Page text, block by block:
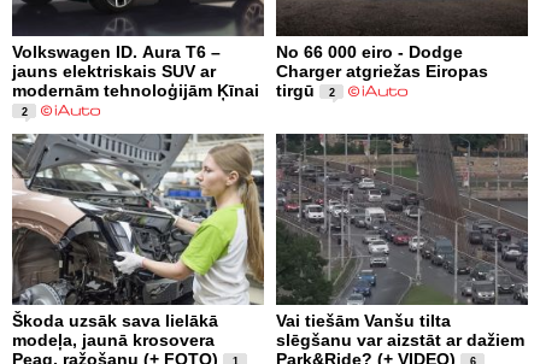
Volkswagen ID. Aura T6 –
jauns elektriskais SUV ar
modernām tehnoloģijām Ķīnai
2
No 66 000 eiro - Dodge
Charger atgriežas Eiropas
tirgū
2
Škoda uzsāk sava lielākā
modeļa, jaunā krosovera
Peaq, ražošanu (+ FOTO)
1
Vai tiešām Vanšu tilta
slēgšanu var aizstāt ar dažiem
Park&Ride? (+ VIDEO)
6